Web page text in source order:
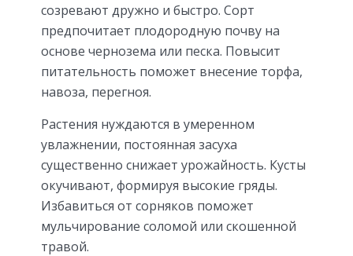
созревают дружно и быстро. Сорт
предпочитает плодородную почву на
основе чернозема или песка. Повысит
питательность поможет внесение торфа,
навоза, перегноя.
Растения нуждаются в умеренном
увлажнении, постоянная засуха
существенно снижает урожайность. Кусты
окучивают, формируя высокие гряды.
Избавиться от сорняков поможет
мульчирование соломой или скошенной
травой.